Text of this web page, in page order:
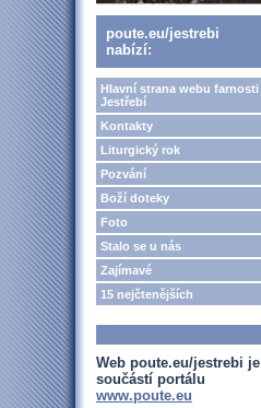
poute.eu/jestrebi
nabízí:
Hlavní strana webu farnosti
Jestřebí
Kontakty
Liturgický rok
Pozvání
Boží doteky
Foto
Stalo se u nás
Zajímavé
15 nejčtenějších
Web poute.eu/jestrebi je
součástí portálu
www.poute.eu